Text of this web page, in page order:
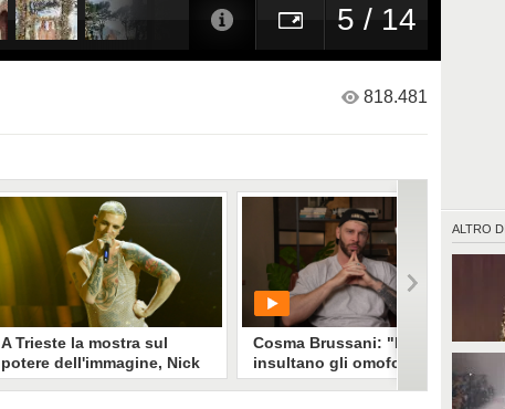
5 / 14
ALTRO DI
818.481
A Trieste la mostra sul
potere dell'immagine, Nick
Cerioni: "Un look funziona
Cosma Brussani: "Mi
insultano gli omofobi e gli
insicuri, all’inizio